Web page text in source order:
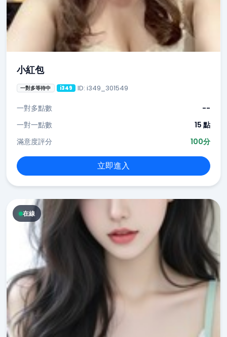
小紅包
一對多等待中 i349 ID: i349_301549
一對多點數
--
一對一點數
15 點
滿意度評分
100分
立即進入
在線